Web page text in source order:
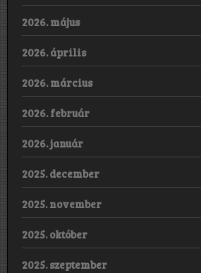
2026. május
2026. április
2026. március
2026. február
2026. január
2025. december
2025. november
2025. október
2025. szeptember